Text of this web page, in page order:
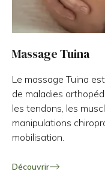
Massage Tuina
Le massage Tuina
de maladies
les tendons, les
manipulations
mobilisation.
Découvrir